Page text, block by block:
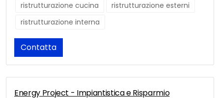
ristrutturazione cucina
ristrutturazione esterni
ristrutturazione interna
Contatta
Energy Project - Impiantistica e Risparmio